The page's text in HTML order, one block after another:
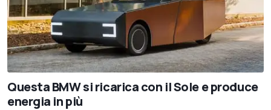
Questa BMW si ricarica con il Sole e produce
energia in più